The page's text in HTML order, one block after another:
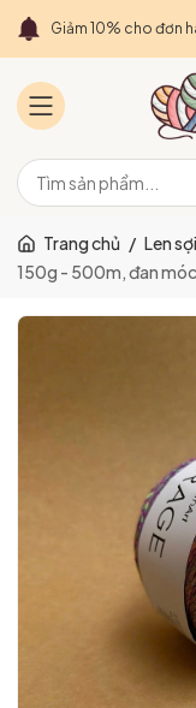
Giảm 10% cho đơn
Trang chủ / Len
150g - 500m, đan